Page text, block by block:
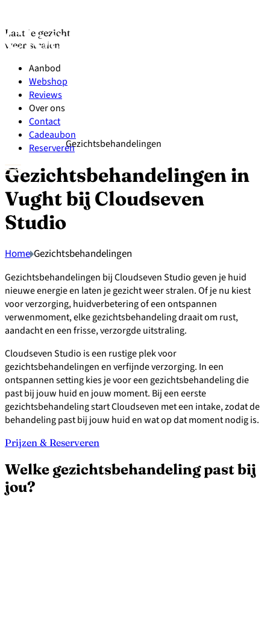
Aanbod
Webshop
Reviews
Over ons
Contact
Cadeaubon
Reserveren
Laat je gezicht
weer stralen
Gezichtsbehandelingen
Gezichtsbehandelingen in
Vught bij Cloudseven
Studio
Home Gezichtsbehandelingen
Gezichtsbehandelingen bij Cloudseven Studio geven je huid
nieuwe energie en laten je gezicht weer stralen. Of je nu kiest
voor verzorging, huidverbetering of een ontspannen
verwenmoment, elke gezichtsbehandeling draait om rust,
aandacht en een frisse, verzorgde uitstraling.
Cloudseven Studio is een rustige plek voor
gezichtsbehandelingen en verfijnde verzorging. In een
ontspannen setting kies je voor een gezichtsbehandeling die
past bij jouw huid en jouw moment. Bij een eerste
gezichtsbehandeling start Cloudseven met een intake, zodat de
behandeling past bij jouw huid en wat op dat moment nodig is.
Prijzen & Reserveren
Welke gezichtsbehandeling past bij
jou?